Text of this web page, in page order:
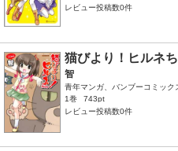
レビュー投稿数0件
猫びより！ヒルネ
智
青年マンガ、バンブーコミック
1巻
743pt
レビュー投稿数0件